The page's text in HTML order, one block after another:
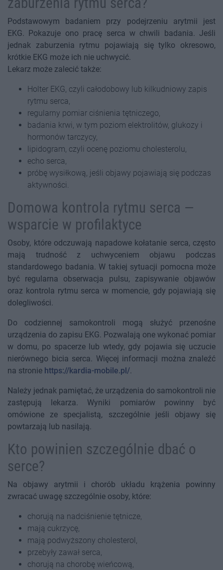
Podstawowym badaniem przy podejrzeniu arytmii jest
EKG. Pokazuje ono pracę serca w chwili badania. Jeśli
jednak zaburzenia rytmu pojawiają się tylko okresowo,
krótkie EKG może ich nie uchwycić.
Lekarz może zalecić także:
Holter EKG, czyli całodobowy lub kilkudniowy zapis
rytmu serca,
regularny pomiar ciśnienia tętniczego,
badania krwi, w tym poziom elektrolitów, glukozy i
hormonów tarczycy,
lipidogram, czyli ocenę poziomu cholesterolu,
echo serca,
próbę wysiłkową, jeśli objawy pojawiają się podczas
aktywności.
Domowa kontrola rytmu serca —
wsparcie w profilaktyce
Osoby, które odczuwają napadowe kołatanie serca, często
mają trudność z uchwyceniem objawu podczas
standardowego badania. W takiej sytuacji pomocna może
być regularna obserwacja pulsu, zapisywanie objawów
oraz kontrola rytmu serca w momencie, gdy pojawiają się
dolegliwości.
Do codziennej samokontroli mogą służyć przenośne
urządzenia do zapisu EKG. Pozwalają one wykonać pomiar
w domu, po spacerze lub wtedy, gdy pojawia się uczucie
nierównego bicia serca. Więcej informacji można znaleźć
na stronie https://kardia-mobile.pl/.
Należy jednak pamiętać, że urządzenia do samokontroli nie
zastępują lekarza. Wyniki pomiarów powinny być
omówione ze specjalistą, szczególnie jeśli objawy się
powtarzają lub nasilają.
Kto powinien szczególnie dbać o
serce?
Na objawy arytmii i chorób układu krążenia powinny
zwracać uwagę szczególnie osoby, które:
chorują na nadciśnienie tętnicze,
mają cukrzycę,
mają podwyższony cholesterol,
przebyły zawał serca,
chorują na chorobę wieńcową,